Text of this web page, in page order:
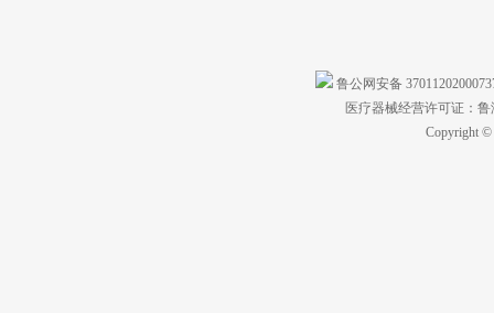
鲁公网安备
医疗器械经营许可证：
Copyright